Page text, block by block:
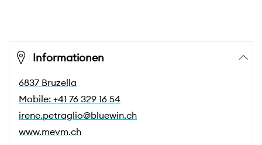
Informationen
6837 Bruzella
Mobile: +41 76 329 16 54
irene.petraglio@bluewin.ch
www.mevm.ch